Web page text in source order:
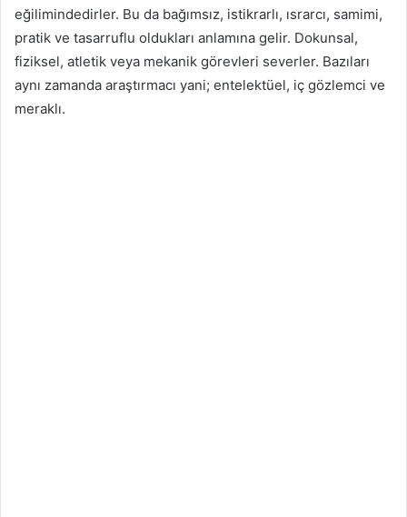
eğilimindedirler. Bu da bağımsız, istikrarlı, ısrarcı, samimi,
pratik ve tasarruflu oldukları anlamına gelir. Dokunsal,
fiziksel, atletik veya mekanik görevleri severler. Bazıları
aynı zamanda araştırmacı yani; entelektüel, iç gözlemci ve
meraklı.